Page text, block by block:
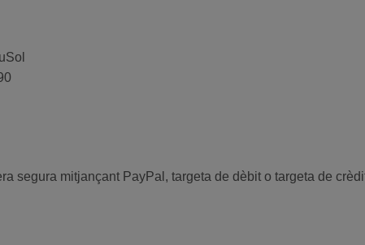
segura mitjançant PayPal, targeta de dèbit o targeta de